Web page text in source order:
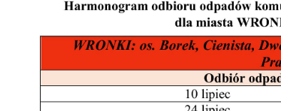
je wszystkie. W dowolnym momencie
Niezbędne
Niezbędne pliki cookies służą do
i umożliwiają Ci komfortowe korzystanie
Pliki cookies odpowiadają na
dostosowania Twoich ustawień
Więcej